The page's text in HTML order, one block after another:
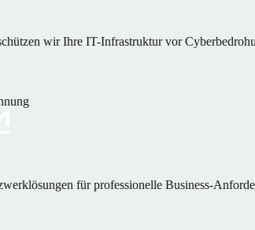
wir Ihre IT-Infrastruktur vor
für professionelle Business-